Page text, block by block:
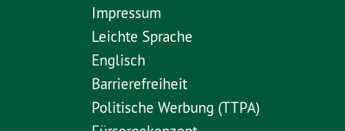
Impressum
Leichte Sprache
Englisch
Barrierefreiheit
Politische Werbung (TTPA)